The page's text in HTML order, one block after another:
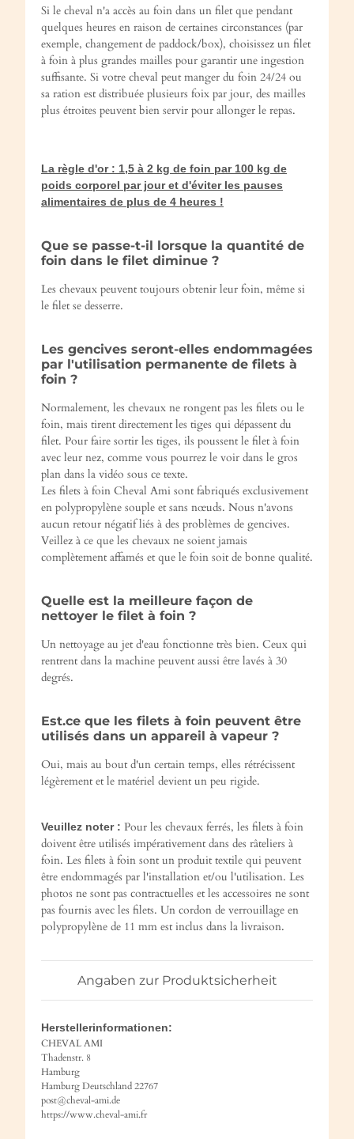
Si le cheval n'a accès au foin dans un filet que pendant
quelques heures en raison de certaines circonstances (par
exemple, changement de paddock/box), choisissez un filet
à foin à plus grandes mailles pour garantir une ingestion
suffisante. Si votre cheval peut manger du foin 24/24 ou
sa ration est distribuée plusieurs foix par jour, des mailles
plus étroites peuvent bien servir pour allonger le repas.
La règle d'or : 1,5 à 2 kg de foin par 100 kg de
poids corporel par jour et d'éviter les pauses
alimentaires de plus de 4 heures !
Que se passe-t-il lorsque la quantité de
foin dans le filet diminue ?
Les chevaux peuvent toujours obtenir leur foin, même si
le filet se desserre.
Les gencives seront-elles endommagées
par l'utilisation permanente de filets à
foin ?
Normalement, les chevaux ne rongent pas les filets ou le
foin, mais tirent directement les tiges qui dépassent du
filet. Pour faire sortir les tiges, ils poussent le filet à foin
avec leur nez, comme vous pourrez le voir dans le gros
plan dans la vidéo sous ce texte.
Les filets à foin Cheval Ami sont fabriqués exclusivement
en polypropylène souple et sans nœuds. Nous n'avons
aucun retour négatif liés à des problèmes de gencives.
Veillez à ce que les chevaux ne soient jamais
complètement affamés et que le foin soit de bonne qualité.
Quelle est la meilleure façon de
nettoyer le filet à foin ?
Un nettoyage au jet d'eau fonctionne très bien. Ceux qui
rentrent dans la machine peuvent aussi être lavés à 30
degrés.
Est.ce que les filets à foin peuvent être
utilisés dans un appareil à vapeur ?
Oui, mais au bout d'un certain temps, elles rétrécissent
légèrement et le matériel devient un peu rigide.
Veuillez noter : Pour les chevaux ferrés, les filets à foin
doivent être utilisés impérativement dans des râteliers à
foin. Les filets à foin sont un produit textile qui peuvent
être endommagés par l'installation et/ou l'utilisation. Les
photos ne sont pas contractuelles et les accessoires ne sont
pas fournis avec les filets. Un cordon de verrouillage en
polypropylène de 11 mm est inclus dans la livraison.
Angaben zur Produktsicherheit
Herstellerinformationen:
CHEVAL AMI
Thadenstr. 8
Hamburg
Hamburg Deutschland 22767
post@cheval-ami.de
https://www.cheval-ami.fr